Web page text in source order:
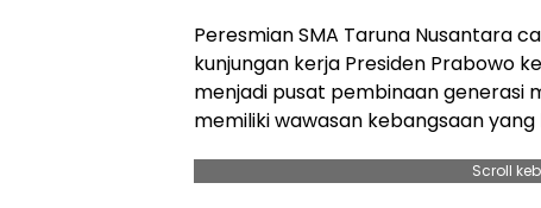
Peresmian SMA Taruna Nusantara
kunjungan kerja Presiden Prabowo
menjadi pusat pembinaan generasi
memiliki wawasan kebangsaan yang
Scroll